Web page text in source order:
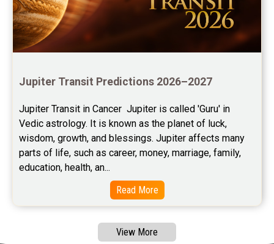
Free Marriage Horoscope Reviews
Free Star Horoscope Reviews
Baby Names Reviews
Free Chinese Horoscope Reviews
Free Chinese Compatibility Reviews
Free Feng Shui Reviews
Free Panchanga Predictions Reviews
Astrology Consultancy Reviews
Free Janam Kundali Reviews
Jupiter Transit Predictions 2026–2027
Jupiter Transit in Cancer  Jupiter is called 'Guru' in
Vedic astrology. It is known as the planet of luck,
wisdom, growth, and blessings. Jupiter affects many
parts of life, such as career, money, marriage, family,
education, health, an...
Read More
View More